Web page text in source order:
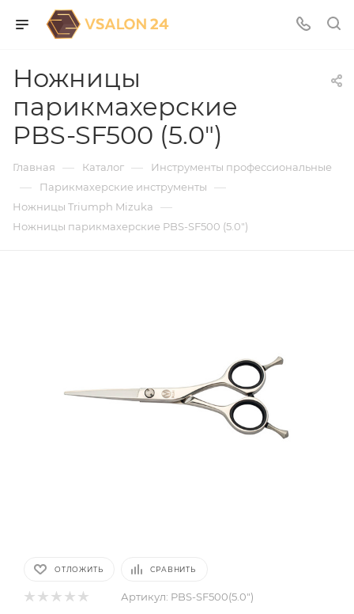
Ножницы
парикмахерские
PBS-SF500 (5.0")
Главная — Каталог — Инструменты профессиональные
— Парикмахерские инструменты —
Ножницы Triumph Mizuka —
Ножницы парикмахерские PBS-SF500 (5.0")
ОТЛОЖИТЬ СРАВНИТЬ
Артикул: PBS-SF500(5.0")